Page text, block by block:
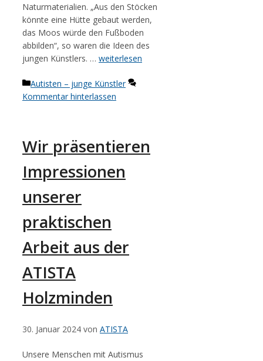
Naturmaterialien. „Aus den Stöcken
könnte eine Hütte gebaut werden,
das Moos würde den Fußboden
abbilden“, so waren die Ideen des
jungen Künstlers. … weiterlesen
Kategorien
Autisten – junge Künstler
Kommentar hinterlassen
Wir präsentieren
Impressionen
unserer
praktischen
Arbeit aus der
ATISTA
Holzminden
30. Januar 2024 von ATISTA
Unsere Menschen mit Autismus